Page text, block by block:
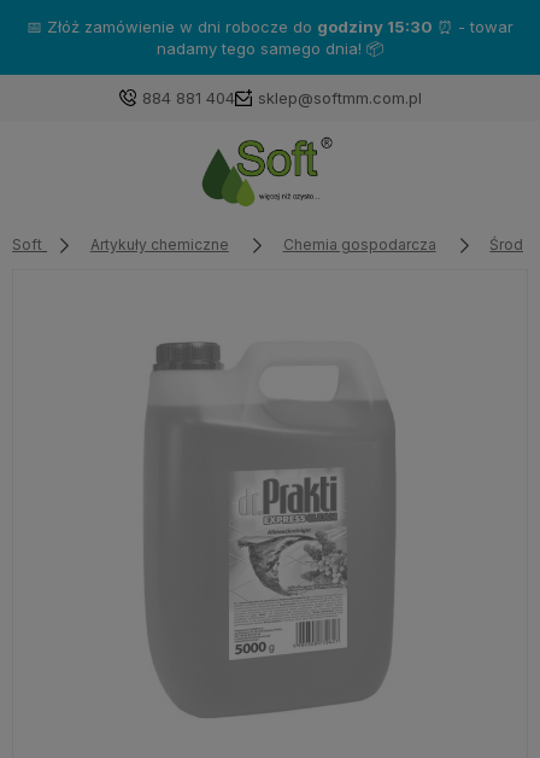
📅 Złóż zamówienie w dni robocze do godziny 15:30 ⏰ - towar
nadamy tego samego dnia! 📦
884 881 404 sklep@softmm.com.pl
Soft Artykuły chemiczne Chemia gospodarcza